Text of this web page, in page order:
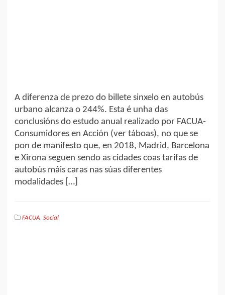
A diferenza de prezo do billete sinxelo en autobús
urbano alcanza o 244%. Esta é unha das
conclusións do estudo anual realizado por FACUA-
Consumidores en Acción (ver táboas), no que se
pon de manifesto que, en 2018, Madrid, Barcelona
e Xirona seguen sendo as cidades coas tarifas de
autobús máis caras nas súas diferentes
modalidades […]
FACUA, Social